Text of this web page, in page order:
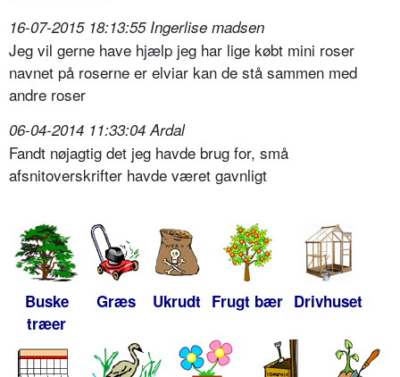
16-07-2015 18:13:55 Ingerlise madsen
Jeg vil gerne have hjælp jeg har lige købt mini roser
navnet på roserne er elviar kan de stå sammen med
andre roser
06-04-2014 11:33:04 Ardal
Fandt nøjagtig det jeg havde brug for, små
afsnitoverskrifter havde været gavnligt
Buske
træer
Græs Ukrudt Frugt bær Drivhuset